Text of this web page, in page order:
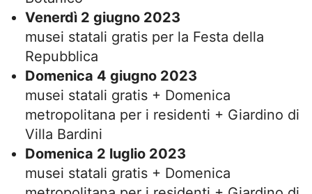
Venerdì 2 giugno 2023
musei statali gratis per la Festa della
Repubblica
Domenica 4 giugno 2023
musei statali gratis + Domenica
metropolitana per i residenti + Giardino di
Villa Bardini
Domenica 2 luglio 2023
musei statali gratis + Domenica